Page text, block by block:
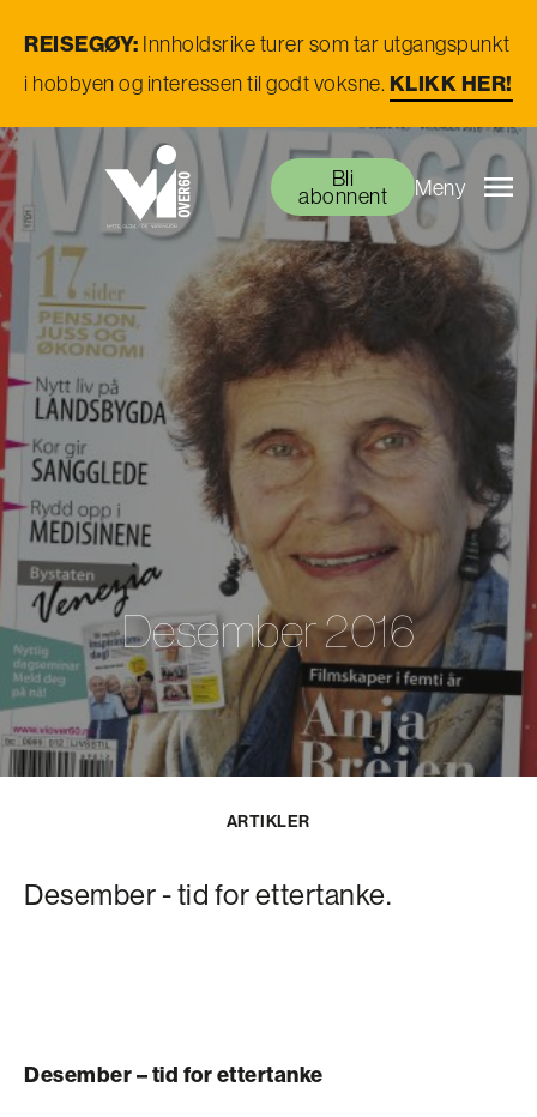
REISEGØY: Innholdsrike turer som tar utgangspunkt
i hobbyen og interessen til godt voksne.KLIKK HER!
Bli
abonnent Meny
Desember 2016
ARTIKLER
Desember - tid for ettertanke.
Desember – tid for ettertanke